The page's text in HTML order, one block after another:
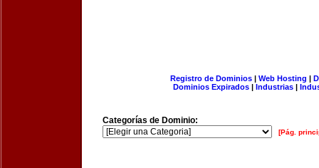
Registro de Dominios| Web Hosting |
Dominios Expirados | Industrias |
Categorías de Dominio:
[Pág.